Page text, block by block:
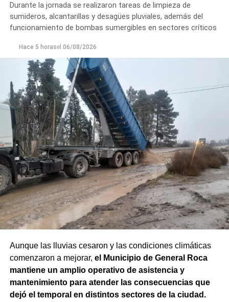
Durante la jornada se realizaron tareas de limpieza de
sumideros, alcantarillas y desagües pluviales, además del
funcionamiento de bombas sumergibles en sectores críticos
Hace 5 horasel 06/08/2026
Aunque las lluvias cesaron y las condiciones climáticas
comenzaron a mejorar, el Municipio de General Roca
mantiene un amplio operativo de asistencia y
mantenimiento para atender las consecuencias que
dejó el temporal en distintos sectores de la ciudad.